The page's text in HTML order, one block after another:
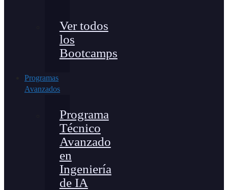
Ver todos
los
Bootcamps
Programas
Avanzados
Programa
Técnico
Avanzado
en
Ingeniería
de IA